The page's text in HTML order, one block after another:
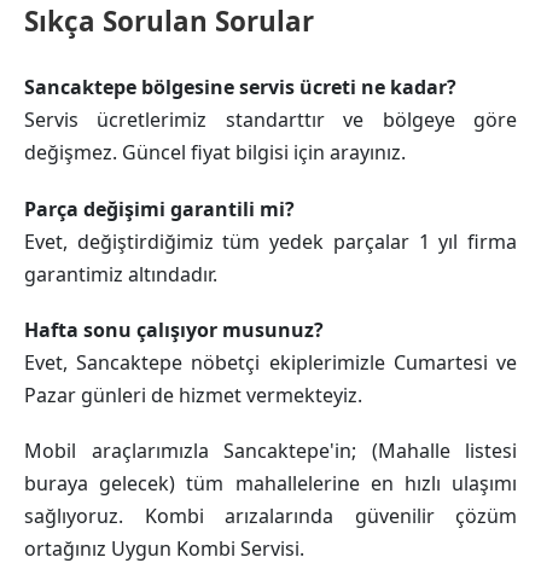
Sıkça Sorulan Sorular
Sancaktepe bölgesine servis ücreti ne kadar?
Servis ücretlerimiz standarttır ve bölgeye göre
değişmez. Güncel fiyat bilgisi için arayınız.
Parça değişimi garantili mi?
Evet, değiştirdiğimiz tüm yedek parçalar 1 yıl firma
garantimiz altındadır.
Hafta sonu çalışıyor musunuz?
Evet, Sancaktepe nöbetçi ekiplerimizle Cumartesi ve
Pazar günleri de hizmet vermekteyiz.
Mobil araçlarımızla Sancaktepe'in; (Mahalle listesi
buraya gelecek) tüm mahallelerine en hızlı ulaşımı
sağlıyoruz. Kombi arızalarında güvenilir çözüm
ortağınız Uygun Kombi Servisi.